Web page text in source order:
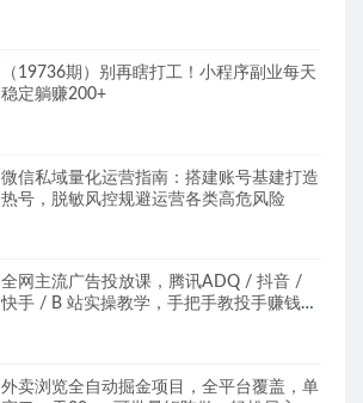
（19736期）别再瞎打工！小程序副业每天
稳定躺赚200+
微信私域量化运营指南：搭建账号基建打造
热号，脱敏风控规避运营各类高危风险
全网主流广告投放课，腾讯ADQ / 抖音 /
快手 / B 站实操教学，手把手教投手赚钱变
外卖浏览全自动掘金项目，全平台覆盖，单